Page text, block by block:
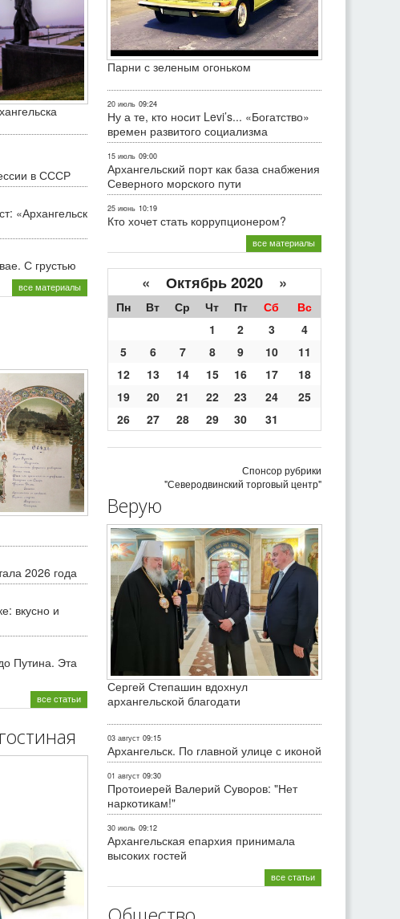
в СССР
«Архангельск
С грустью
все материалы
2026 года
вкусно и
Путина. Эта
все статьи
Парни с зеленым огоньком
20 июль 09:24
Ну а те, кто носит Levi’s... «Богатство»
времен развитого социализма
15 июль 09:00
Архангельский порт как база снабжения
Северного морского пути
25 июнь 10:19
Кто хочет стать коррупционером?
все материалы
« Октябрь 2020 »
Пн Вт Ср Чт Пт Сб
Вс
1
2 3
4
5
6 7 8 9 10
11
12
13 14 15 16 17
18
19
20 21 22 23 24
25
26
27 28 29 30 31
Спонсор рубрики
"Северодвинский торговый центр"
Верую
Сергей Степашин вдохнул
архангельской благодати
03 август 09:15
Архангельск. По главной улице с иконой
01 август 09:30
Протоиерей Валерий Суворов: "Нет
наркотикам!"
30 июль 09:12
Архангельская епархия принимала
высоких гостей
все статьи